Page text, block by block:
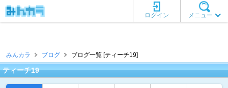
メニュー
ログイン
みんカラ ブログ ブログ一覧 [ティーチ19]
ティーチ19